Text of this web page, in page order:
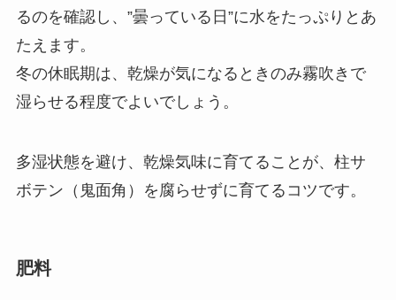
るのを確認し、”曇っている日”に水をたっぷりとあ
たえます。
冬の休眠期は、乾燥が気になるときのみ霧吹きで
湿らせる程度でよいでしょう。
多湿状態を避け、乾燥気味に育てることが、柱サ
ボテン（鬼面角）を腐らせずに育てるコツです。
肥料